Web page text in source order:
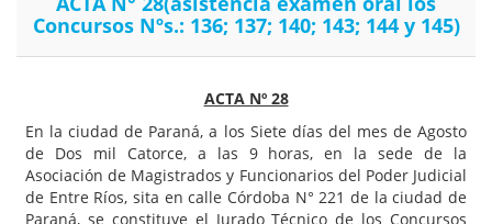
Concursos Nºs.: 136; 137; 140; 143; 144 y 145)
ACTA Nº 28
En la ciudad de Paraná, a los Siete días del mes de Agosto
de Dos mil Catorce, a las 9 horas, en la sede de la
Asociación de Magistrados y Funcionarios del Poder Judicial
de Entre Ríos, sita en calle Córdoba N° 221 de la ciudad de
Paraná, se constituye el Jurado Técnico de los Concursos